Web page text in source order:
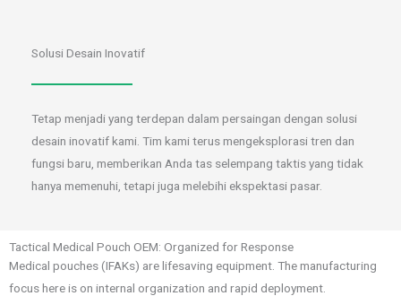
Solusi Desain Inovatif
Tetap menjadi yang terdepan dalam persaingan dengan solusi
desain inovatif kami. Tim kami terus mengeksplorasi tren dan
fungsi baru, memberikan Anda tas selempang taktis yang tidak
hanya memenuhi, tetapi juga melebihi ekspektasi pasar.
Tactical Medical Pouch OEM: Organized for Response
Medical pouches (IFAKs) are lifesaving equipment. The manufacturing
focus here is on internal organization and rapid deployment.